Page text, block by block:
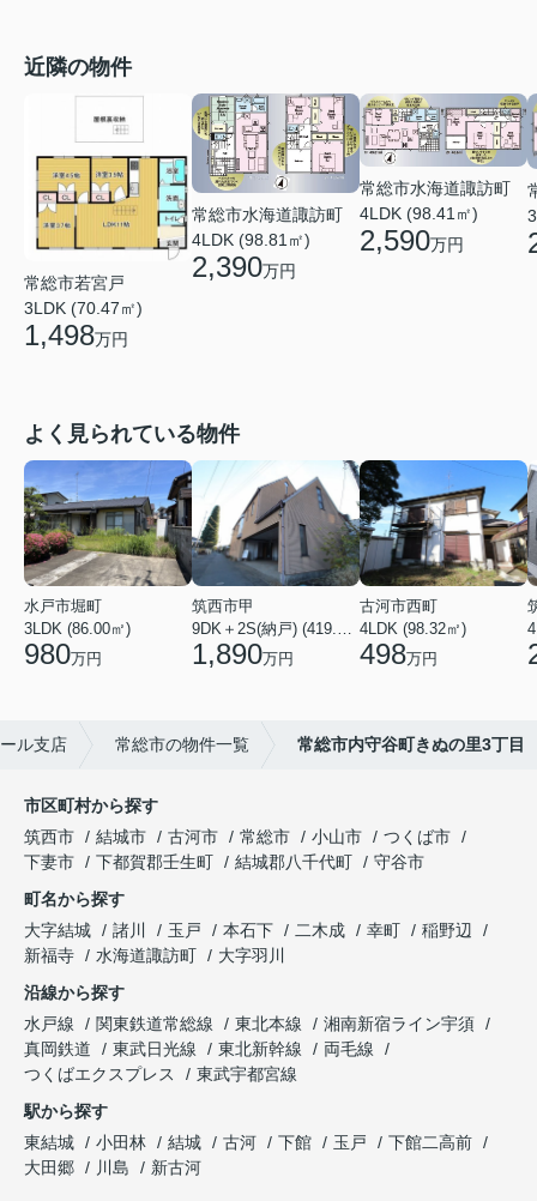
近隣の物件
常総市若宮戸
3LDK (70.47㎡)
1,498万円
常総市水海道諏訪町
4LDK (98.81㎡)
2,390万円
常総市水海道諏訪町
4LDK (98.41㎡)
2,590万円
よく見られている物件
水戸市堀町
3LDK (86.00㎡)
980万円
筑西市甲
1,890万円
古河市西町
4LDK (98.32㎡)
498万円
ル支店 常総市の物件一覧 常総市内守谷町きぬの里3丁目
市区町村から探す
筑西市
結城市 古河市 常総市 小山市
つくば市
下妻市
下都賀郡壬生町 結城郡八千代町
守谷市
町名から探す
大字結城
諸川 玉戸 本石下 二木成 幸町
稲野辺
新福寺
水海道諏訪町
大字羽川
沿線から探す
水戸線
関東鉄道常総線 東北本線
湘南新宿ライン宇須
真岡鉄道
東武日光線 東北新幹線
両毛線
つくばエクスプレス
東武宇都宮線
駅から探す
東結城
小田林 結城 古河 下館 玉戸
下館二高前
大田郷
川島 新古河